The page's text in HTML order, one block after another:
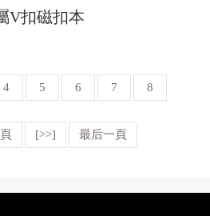
V扣磁扣本
4 5 6 7 8
[>>] 最后一頁